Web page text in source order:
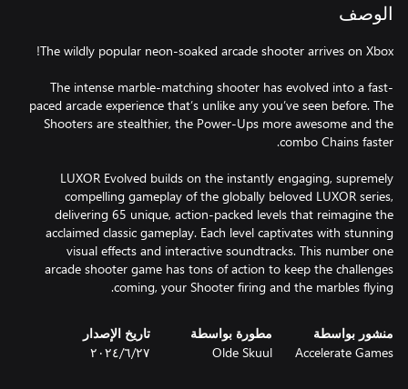
الوصف
The intense marble-matching shooter has evolved into a fast-
paced arcade experience that’s unlike any you’ve seen before. The
Shooters are stealthier, the Power-Ups more awesome and the
LUXOR Evolved builds on the instantly engaging, supremely
compelling gameplay of the globally beloved LUXOR series,
delivering 65 unique, action-packed levels that reimagine the
acclaimed classic gameplay. Each level captivates with stunning
visual effects and interactive soundtracks. This number one
arcade shooter game has tons of action to keep the challenges
coming, your Shooter firing and the marbles flying.
منشور بواسطة
Accelerate Games
مطورة بواسطة
Olde Skuul
تاريخ الإصدار
٢٧‏/٦‏/٢٠٢٤